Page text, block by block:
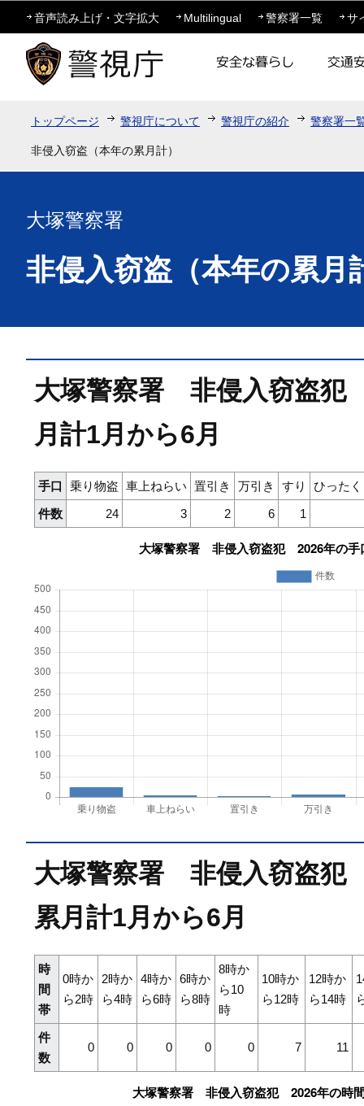
この
音声読み上げ・文字拡大 Multilingual 警察署一覧 サ
トップページ 警視庁について 警視庁の紹介 警察署一
非侵入窃盗（本年の累月計）
大塚警察署
非侵入窃盗（本年の累月
大塚警察署 非侵入窃盗犯
月計1月から6月
手口 乗り物盗 車上ねらい 置引き 万引き すり
ひった
件数
24 3 2 6 1
大塚警察署 非侵入窃盗犯
累月計1月から6月
時
間
帯
0時か
ら2時
2時か
ら4時
4時か
ら6時
6時か
ら8時
8時か
ら10
時
10時か
ら12時
12時か
ら14時
件
数
0 0 0 0 0 7 11